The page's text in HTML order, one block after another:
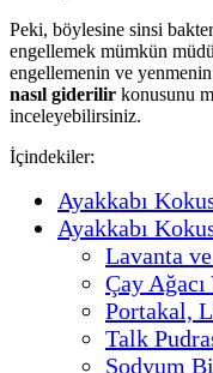
Peki, böylesine sinsi
engellemek mümkün
engellemenin ve
nasıl giderilir konusunu
inceleyebilirsiniz.
İçindekiler:
Ayakkabı
Ayakkabı
Lavanta
Çay Ağacı
Portakal,
Talk
Sodyum